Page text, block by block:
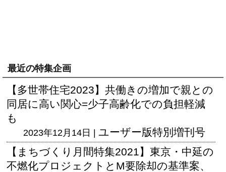
最近の特集企画
【多世帯住宅2023】共働きの増加で親との
同居に高い関心=少子高齢化での負担軽減
も
2023年12月14日 | ユーザー版特別増刊号
【まちづくり月間特集2021】東京・中延の
不燃化プロジェクトとM要除却の基準案、